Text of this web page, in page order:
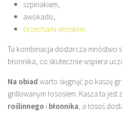
szpinakiem,
awokado,
orzechami włoskimi.
Ta kombinacja dostarcza mnóstwo
błonnika, co skutecznie wspiera
Na obiad warto sięgnąć po kaszę
grillowanym łososiem. Kasza ta jest
roślinnego i błonnika, a łosoś